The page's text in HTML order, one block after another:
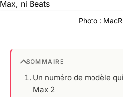
Photo :
SOMMAIRE
Un numéro de modèle
Max 2